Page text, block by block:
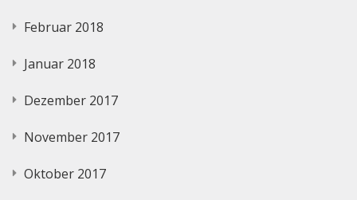
Februar 2018
Januar 2018
Dezember 2017
November 2017
Oktober 2017